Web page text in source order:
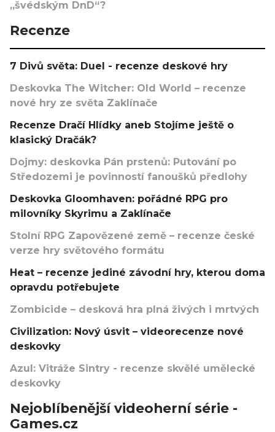
„švédským DnD“?
Recenze
7 Divů světa: Duel - recenze deskové hry
Deskovka The Witcher: Old World – recenze
nové hry ze světa Zaklínače
Recenze Dračí Hlídky aneb Stojíme ještě o
klasický Dračák?
Dojmy: deskovka Pán prstenů: Putování po
Středozemi je povinností fanoušků předlohy
Deskovka Gloomhaven: pořádné RPG pro
milovníky Skyrimu a Zaklínače
Stolní RPG Zapovězené země – recenze české
verze hry světového formátu
Heat – recenze jediné závodní hry, kterou doma
opravdu potřebujete
Zombicide – desková hra plná živých i mrtvých
Civilization: Nový úsvit – videorecenze nové
deskovky
Azul: Vitráže Sintry - recenze skvělé umělecké
deskovky
Nejoblíbenější videoherní série -
Games.cz